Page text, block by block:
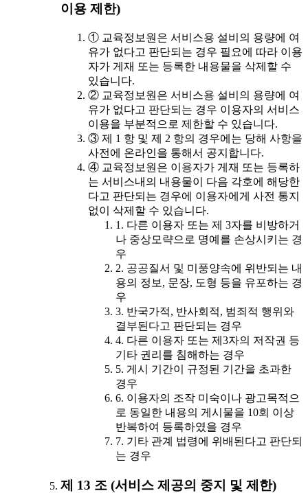
이용 제한)
① 교육정보원은 서비스용 설비의 용량에 여
유가 없다고 판단되는 경우 필요에 따라 이용
자가 게재 또는 등록한 내용물을 삭제할 수
있습니다.
② 교육정보원은 서비스용 설비의 용량에 여
유가 없다고 판단되는 경우 이용자의 서비스
이용을 부분적으로 제한할 수 있습니다.
③ 제 1 항 및 제 2 항의 경우에는 당해 사항을
사전에 온라인을 통해서 공지합니다.
④ 교육정보원은 이용자가 게재 또는 등록하
는 서비스내의 내용물이 다음 각호에 해당한
다고 판단되는 경우에 이용자에게 사전 통지
없이 삭제할 수 있습니다.
1. 다른 이용자 또는 제 3자를 비방하거
나 중상모략으로 명예를 손상시키는 경
우
2. 공공질서 및 미풍양속에 위반되는 내
용의 정보, 문장, 도형 등을 유포하는 경
우
3. 반국가적, 반사회적, 범죄적 행위와
결부된다고 판단되는 경우
4. 다른 이용자 또는 제3자의 저작권 등
기타 권리를 침해하는 경우
5. 게시 기간이 규정된 기간을 초과한
경우
6. 이용자의 조작 미숙이나 광고목적으
로 동일한 내용의 게시물을 10회 이상
반복하여 등록하였을 경우
7. 기타 관계 법령에 위배된다고 판단되
는 경우
제 13 조 (서비스 제공의 중지 및 제한)